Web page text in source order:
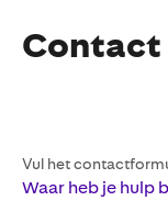
Contact
Vul het
Waar heb je hulp